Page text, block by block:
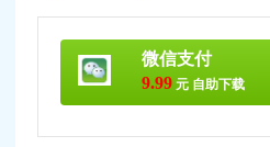
微信支付
9.99 元 自助下载